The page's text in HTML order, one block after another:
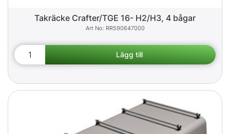
Takräcke Crafter/TGE 16- H2/H3, 4 bågar
RR590647000